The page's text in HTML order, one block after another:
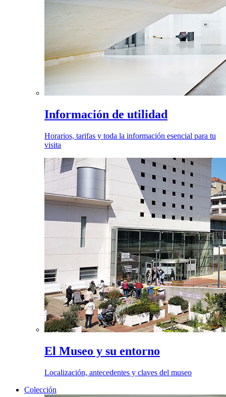
Información de utilidad
Horarios, tarifas y toda la información esencial para tu
visita
El Museo y su entorno
Localización, antecedentes y claves del museo
Colección